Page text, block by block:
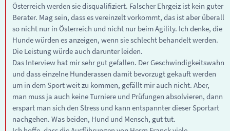
Österreich werden sie disqualifiziert. Falscher Ehrgeiz ist kein guter
Berater. Mag sein, dass es vereinzelt vorkommt, das ist aber überall
so nicht nur in Österreich und nicht nur beim Agility. Ich denke, die
Hunde würden es anzeigen, wenn sie schlecht behandelt werden.
Die Leistung würde auch darunter leiden.
Das Interview hat mir sehr gut gefallen. Der Geschwindigkeitswahn
und dass einzelne Hunderassen damit bevorzugt gekauft werden
um in dem Sport weit zu kommen, gefällt mir auch nicht. Aber,
man muss ja auch keine Turniere und Prüfungen absolvieren, dann
erspart man sich den Stress und kann entspannter dieser Sportart
nachgehen. Was beiden, Hund und Mensch, gut tut.